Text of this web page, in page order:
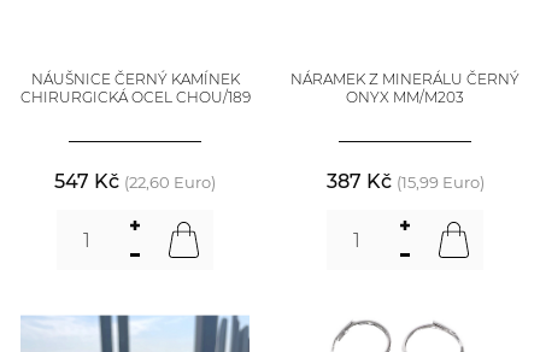
NÁUŠNICE ČERNÝ KAMÍNEK
CHIRURGICKÁ OCEL CHOU/189
547 Kč (22,60 Euro)
NÁRAMEK Z MINERÁLU ČERNÝ
ONYX MM/M203
387 Kč (15,99 Euro)